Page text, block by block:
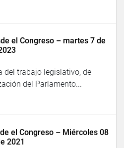
el Congreso – martes 7 de
del trabajo legislativo, de
del Parlamento...
el Congreso – Miércoles 08
2021